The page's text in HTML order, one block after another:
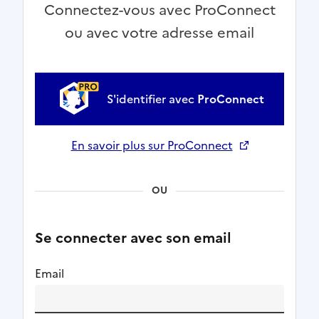
Connectez-vous avec ProConnect
ou avec votre adresse email
S'identifier avec ProConnect
En savoir plus sur ProConnect
OU
Se connecter avec son email
Email